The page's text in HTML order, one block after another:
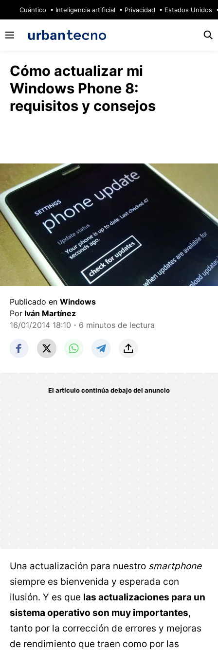
Cuántico Inteligencia artificial Privacidad Estados Unidos
Cómo actualizar mi
Windows Phone 8:
requisitos y consejos
Publicado en Windows
Por Iván Martínez
16/01/2014 18:10 ・6 minutos de lectura
Una actualización para nuestro smartphone
siempre es bienvenida y esperada con
ilusión. Y es que las actualizaciones para un
sistema operativo son muy importantes,
tanto por la corrección de errores y mejoras
de rendimiento que traen como por las